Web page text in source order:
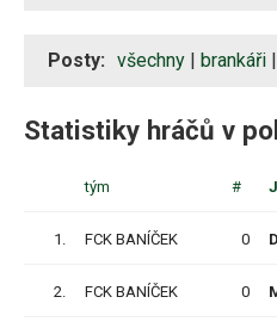
Posty: všechny brankáři
Statistiky hráčů v
tým #
1. FCK BANÍČEK 0
2. FCK BANÍČEK 0